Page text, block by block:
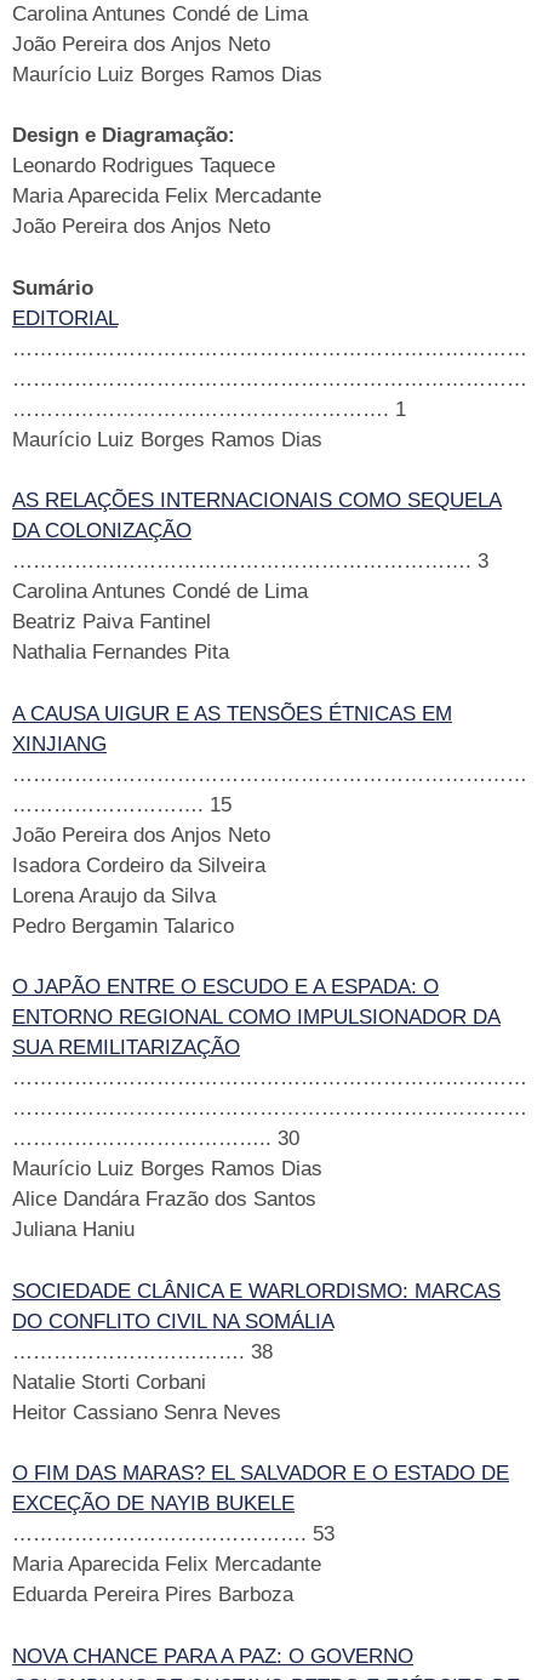
Carolina Antunes Condé de Lima
João Pereira dos Anjos Neto
Maurício Luiz Borges Ramos Dias
Design e Diagramação:
Leonardo Rodrigues Taquece
Maria Aparecida Felix Mercadante
João Pereira dos Anjos Neto
Sumário
EDITORIAL
…………………………………………………………………
…………………………………………………………………
………………………………………………. 1
Maurício Luiz Borges Ramos Dias
AS RELAÇÕES INTERNACIONAIS COMO SEQUELA
DA COLONIZAÇÃO
…………………………… ……………………………. 3
Carolina Antunes Condé de Lima
Beatriz Paiva Fantinel
Nathalia Fernandes Pita
A CAUSA UIGUR E AS TENSÕES ÉTNICAS EM
XINJIANG
…………………………………………………………………
………………………. 15
João Pereira dos Anjos Neto
Isadora Cordeiro da Silveira
Lorena Araujo da Silva
Pedro Bergamin Talarico
O JAPÃO ENTRE O ESCUDO E A ESPADA: O
ENTORNO REGIONAL COMO IMPULSIONADOR DA
SUA REMILITARIZAÇÃO
…………………………………………………………………
…………………………………………………………………
……………………………….. 30
Maurício Luiz Borges Ramos Dias
Alice Dandára Frazão dos Santos
Juliana Haniu
SOCIEDADE CLÂNICA E WARLORDISMO: MARCAS
DO CONFLITO CIVIL NA SOMÁLIA
……………………………. 38
Natalie Storti Corbani
Heitor Cassiano Senra Neves
O FIM DAS MARAS? EL SALVADOR E O ESTADO DE
EXCEÇÃO DE NAYIB BUKELE
……………………………………. 53
Maria Aparecida Felix Mercadante
Eduarda Pereira Pires Barboza
NOVA CHANCE PARA A PAZ: O GOVERNO